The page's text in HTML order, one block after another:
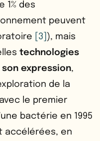
1% des
peuvent
[3]
), mais
technologies
son expression,
de la
le premier
bactérie en 1995
accélérées, en